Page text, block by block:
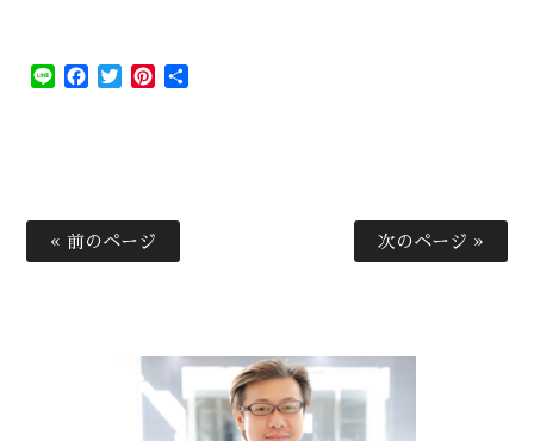
Line Facebook
TwitterPinterest
« 前のページ 次のページ »